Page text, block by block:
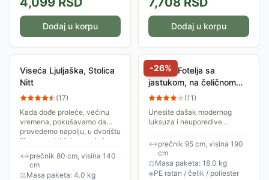
Dodaj u korpu Dodaj u korpu
Viseća Ljuljaška, Stolica
Nitt
(17)
Kada dođe proleće, većinu
vremena, pokušavamo da
provedemo napolju, u dvorištu
ili na terasi. Male stvari oko
potpuno....
↔prečnik 80 cm, visina 140
cm
⚖Masa paketa: 4.0 kg
-26%
Viseća Fotelja sa
jastukom, na čeličnom
postolju
(11)
Unesite dašak modernog
luksuza i neuporedive
uz ovu prelepu viseću fotelju
sa jastukom i čeličnim
postoljem!...
↔prečnik 95 cm, visina 190
cm
⚖Masa paketa: 18.0 kg
◈PE ratan / čelik / poliester